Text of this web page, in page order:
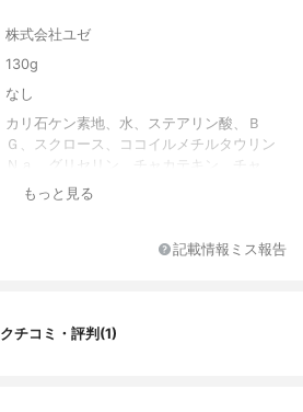
株式会社ユゼ
130g
なし
カリ石ケン素地、水、ステアリン酸、Ｂ
Ｇ、スクロース、ココイルメチルタウリン
Ｎａ、グリセリン、チャカテキン、チャ
葉、チャ葉エキス、スクワラン、トコフェ
料、グンジョウ、酸化鉄
もっと見る
記載情報ミス報告
クチコミ・評判(1)